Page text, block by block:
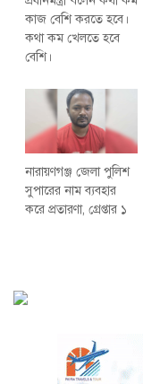
কাজ বেশি করতে হবে।
কথা কম খেলতে হবে
বেশি।
নারায়ণগঞ্জ জেলা পুলিশ
সুপারের নাম ব্যবহার
করে প্রতারণা, গ্রেপ্তার ১